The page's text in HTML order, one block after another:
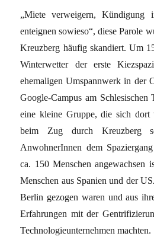
„Miete verweigern,
enteignen sowieso“, diese Parole
Kreuzberg häufig skandiert. Um
Winterwetter der erste
ehemaligen Umspannwerk in der
Google-Campus am
eine kleine Gruppe, die sich dort
beim Zug durch Kreuzberg
AnwohnerInnen dem
ca. 150 Menschen angewachsen
Menschen aus Spanien und der
Berlin gezogen waren und aus
Erfahrungen mit der
Technologieunternehmen machten.